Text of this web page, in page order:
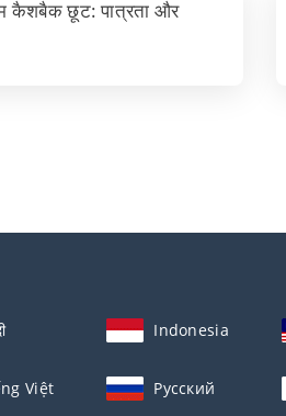
कैशबैक छूट: पात्रता और
Indonesia
Việt Русский